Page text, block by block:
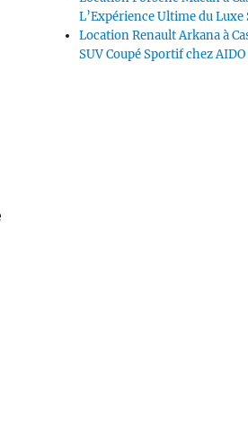
L’Expérience Ultime du
Location Renault Arkana à
SUV Coupé Sportif chez AIDO